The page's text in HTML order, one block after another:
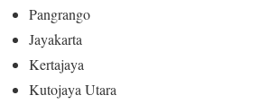
Pangrango
Jayakarta
Kertajaya
Kutojaya Utara